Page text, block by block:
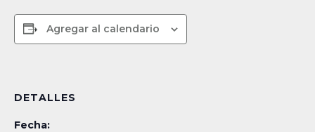
Agregar al calendario
DETALLES
Fecha: